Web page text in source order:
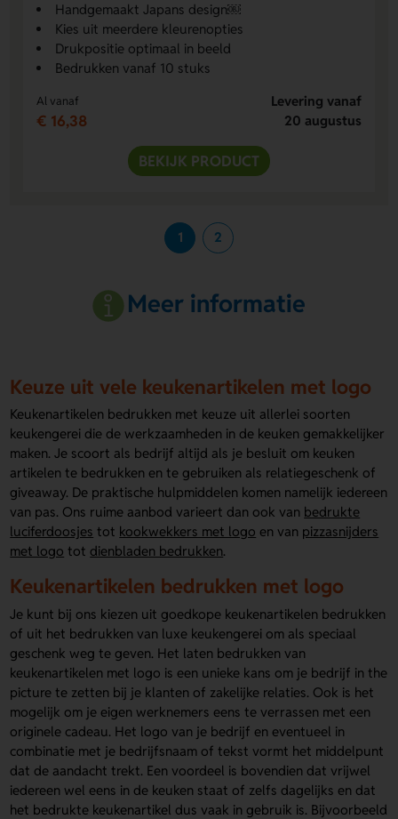
Handgemaakt Japans design￼
Kies uit meerdere kleurenopties
Drukpositie optimaal in beeld
Bedrukken vanaf 10 stuks
Al vanaf
€ 16,38
Levering vanaf
20 augustus
BEKIJK PRODUCT
1 2
Meer informatie
Keuze uit vele keukenartikelen met logo
Keukenartikelen bedrukken met keuze uit allerlei soorten
keukengerei die de werkzaamheden in de keuken gemakkelijker
maken. Je scoort als bedrijf altijd als je besluit om keuken
artikelen te bedrukken en te gebruiken als relatiegeschenk of
giveaway. De praktische hulpmiddelen komen namelijk iedereen
van pas. Ons ruime aanbod varieert dan ook van bedrukte
luciferdoosjes tot kookwekkers met logo en van pizzasnijders
met logo tot dienbladen bedrukken.
Keukenartikelen bedrukken met logo
Je kunt bij ons kiezen uit goedkope keukenartikelen bedrukken
of uit het bedrukken van luxe keukengerei om als speciaal
geschenk weg te geven. Het laten bedrukken van
keukenartikelen met logo is een unieke kans om je bedrijf in the
picture te zetten bij je klanten of zakelijke relaties. Ook is het
mogelijk om je eigen werknemers eens te verrassen met een
originele cadeau. Het logo van je bedrijf en eventueel in
combinatie met je bedrijfsnaam of tekst vormt het middelpunt
dat de aandacht trekt. Een voordeel is bovendien dat vrijwel
iedereen wel eens in de keuken staat of zelfs dagelijks en dat
het bedrukte keukenartikel dus vaak in gebruik is. Bijvoorbeeld